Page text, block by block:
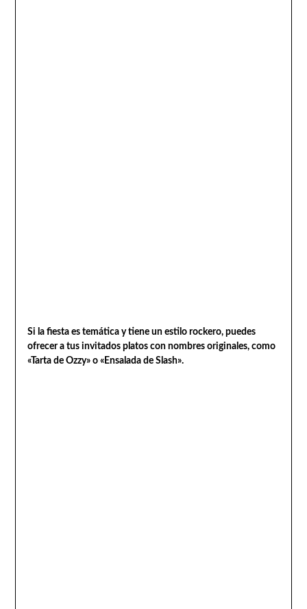
Si la fiesta es temática y tiene un estilo rockero, puedes
ofrecer a tus invitados platos con nombres originales, como
«Tarta de Ozzy» o «Ensalada de Slash».